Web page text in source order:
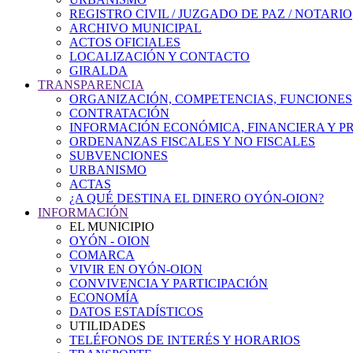
REGISTRO CIVIL / JUZGADO DE PAZ / NOTARIO
ARCHIVO MUNICIPAL
ACTOS OFICIALES
LOCALIZACIÓN Y CONTACTO
GIRALDA
TRANSPARENCIA
ORGANIZACIÓN, COMPETENCIAS, FUNCIONES
CONTRATACIÓN
INFORMACIÓN ECONÓMICA, FINANCIERA Y
ORDENANZAS FISCALES Y NO FISCALES
SUBVENCIONES
URBANISMO
ACTAS
¿A QUÉ DESTINA EL DINERO OYÓN-OION?
INFORMACIÓN
EL MUNICIPIO
OYÓN - OION
COMARCA
VIVIR EN OYÓN-OION
CONVIVENCIA Y PARTICIPACIÓN
ECONOMÍA
DATOS ESTADÍSTICOS
UTILIDADES
TELÉFONOS DE INTERÉS Y HORARIOS